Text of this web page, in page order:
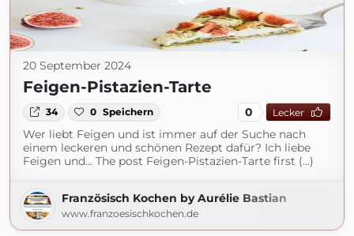
20 September 2024
Feigen-Pistazien-Tarte
34 0 Speichern 0 Lecker
Wer liebt Feigen und ist immer auf der Suche nach
einem leckeren und schönen Rezept dafür? Ich liebe
Feigen und... The post Feigen-Pistazien-Tarte first (...)
Französisch Kochen by Aurélie Bastian
www.franzoesischkochen.de